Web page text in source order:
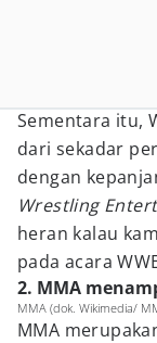
Sementara itu,
dari sekadar
dengan
Wrestling
heran kalau
pada acara
2. MMA
MMA (dok. Wikimedia/
MMA